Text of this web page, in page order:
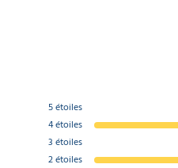
5étoiles
4étoiles
3 étoiles
2étoiles